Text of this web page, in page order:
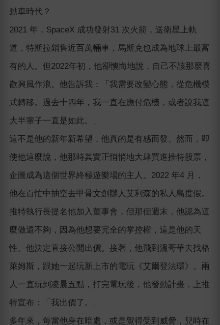
動車時代？
2021 年，SpaceX 成功發射31 次火箭，送衛星上軌
道，特斯拉銷售近百萬輛車，馬斯克也成為地球上最富
有的人。但2022年初，他卻懊悔地說，自己不該那麼喜
歡興風作浪。他告訴我：「我需要改變心態，從危機模
式轉移。過去十四年，我一直在應付危機，或者說我這
大半輩子一直是如此。」
這不是他的新年新希望，他真的是有感而發。然而，即
使他這麼說，他那時其實正悄悄地大肆買進推特股票，
企圖成為這個世界終極遊樂場的主人。2022 年4 月，
他在百忙中抽空去甲骨文創辦人艾利森的私人島度假。
推特執行長提名他加入董事會，但那個週末，他認為這
麼做還不夠，因為他想要完全的掌控權，這是他的天
性。他決定直接公開出價。接著，他飛到溫哥華去找格
萊姆斯，跟她一起玩新上市的電玩《艾爾登法環》。兩
人一直玩到凌晨五點，打完電玩後，他發動計畫，上推
特宣布：「我出價了。」
多年來，每當他身在暗處，或是覺得受到威脅，兒時在